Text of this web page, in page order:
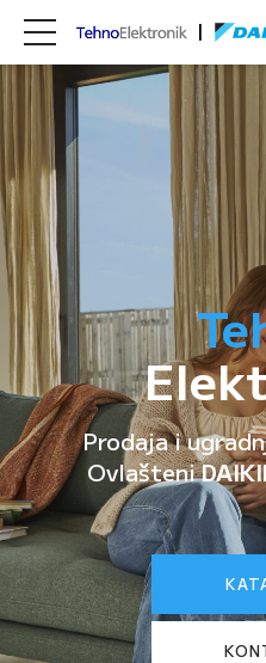
Prodaja i
Ovlašteni